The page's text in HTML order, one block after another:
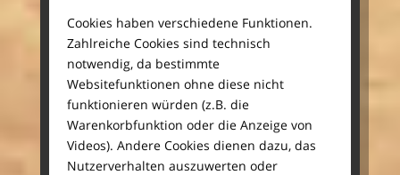
Cookies haben verschiedene Funktionen.
Zahlreiche Cookies sind technisch
notwendig, da bestimmte
Websitefunktionen ohne diese nicht
funktionieren würden (z.B. die
Warenkorbfunktion oder die Anzeige von
Videos). Andere Cookies dienen dazu, das
Nutzerverhalten auszuwerten oder